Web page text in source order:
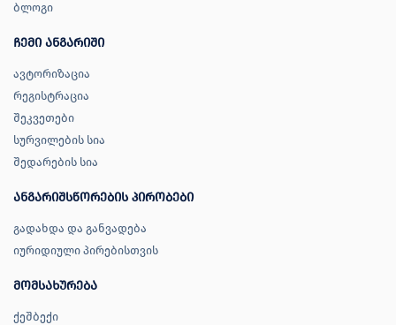
ბლოგი
ჩემი ანგარიში
ავტორიზაცია
რეგისტრაცია
შეკვეთები
სურვილების სია
შედარების სია
ანგარიშსწორების პირობები
გადახდა და განვადება
იურიდიული პირებისთვის
მომსახურება
ქეშბექი